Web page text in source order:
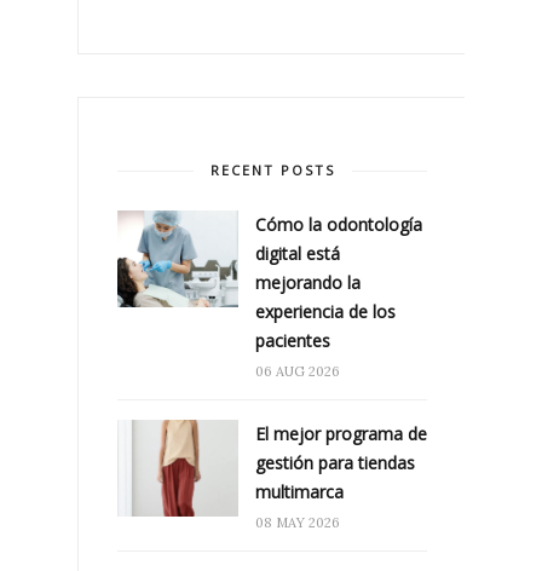
RECENT POSTS
Cómo la odontología
digital está
mejorando la
experiencia de los
pacientes
06 AUG 2026
El mejor programa de
gestión para tiendas
multimarca
08 MAY 2026